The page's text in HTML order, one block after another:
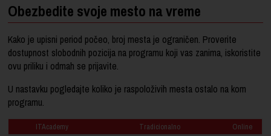
Obezbedite svoje mesto na vreme
Kako je upisni period počeo, broj mesta je ograničen. Proverite
dostupnost slobodnih pozicija na programu koji vas zanima, iskoristite
ovu priliku i odmah se prijavite.
U nastavku pogledajte koliko je raspoloživih mesta ostalo na kom
programu.
ITAcademy Tradicionalno
Online